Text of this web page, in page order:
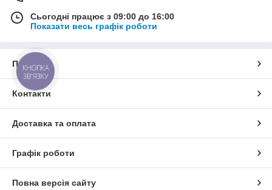
Сьогодні працює з 09:00 до 16:00
Показати весь графік роботи
Про нас
Контакти
Доставка та оплата
Графік роботи
Повна версія сайту
КНОПКА
ЗВ'ЯЗКУ